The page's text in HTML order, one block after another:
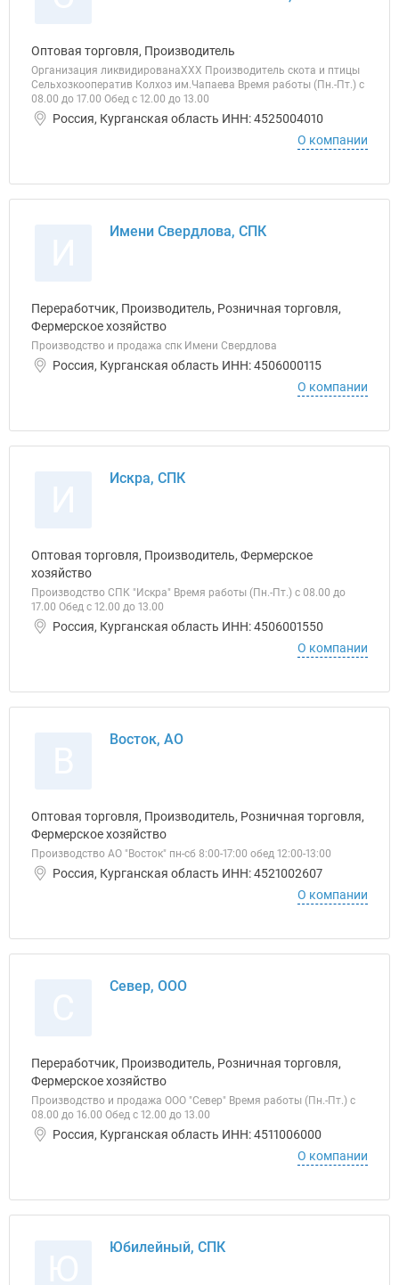
Оптовая торговля, Производитель
Организация ликвидированаХХХ Производитель скота и птицы
Сельхозкооператив Колхоз им.Чапаева Время работы (Пн.-Пт.) с
08.00 до 17.00 Обед с 12.00 до 13.00
Россия, Курганская область ИНН: 4525004010
О компании
Имени Свердлова, СПК
Переработчик, Производитель, Розничная торговля,
Фермерское хозяйство
Производство и продажа спк Имени Свердлова
Россия, Курганская область ИНН: 4506000115
О компании
Искра, СПК
Оптовая торговля, Производитель, Фермерское
хозяйство
Производство СПК "Искра" Время работы (Пн.-Пт.) с 08.00 до
17.00 Обед с 12.00 до 13.00
Россия, Курганская область ИНН: 4506001550
О компании
Восток, АО
Оптовая торговля, Производитель, Розничная торговля,
Фермерское хозяйство
Производство АО "Восток" пн-сб 8:00-17:00 обед 12:00-13:00
Россия, Курганская область ИНН: 4521002607
О компании
Север, ООО
Переработчик, Производитель, Розничная торговля,
Фермерское хозяйство
Производство и продажа ООО "Север" Время работы (Пн.-Пт.) с
08.00 до 16.00 Обед с 12.00 до 13.00
Россия, Курганская область ИНН: 4511006000
О компании
Юбилейный, СПК